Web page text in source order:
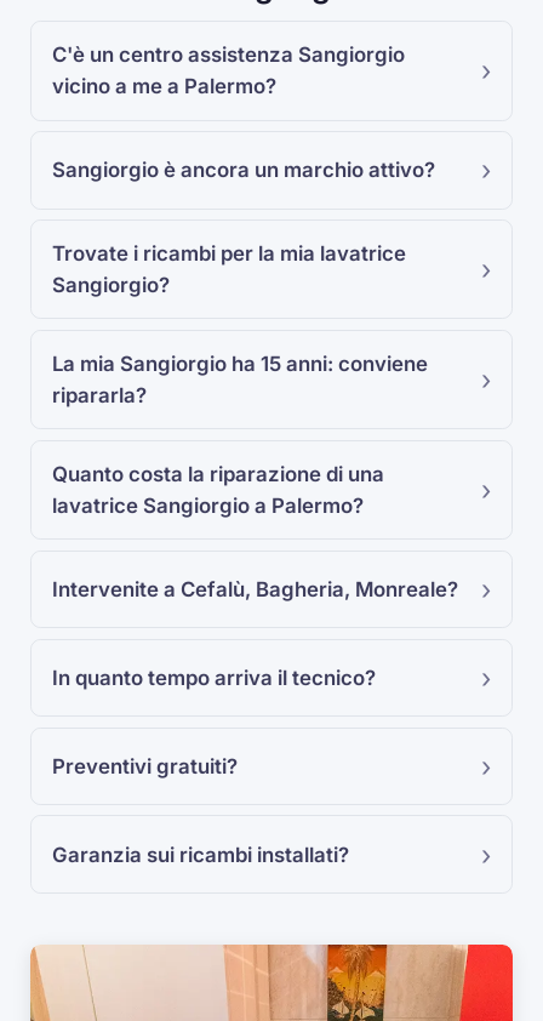
C'è un centro assistenza Sangiorgio
vicino a me a Palermo?
Sangiorgio è ancora un marchio attivo?
Trovate i ricambi per la mia lavatrice
Sangiorgio?
La mia Sangiorgio ha 15 anni: conviene
ripararla?
Quanto costa la riparazione di una
lavatrice Sangiorgio a Palermo?
Intervenite a Cefalù, Bagheria, Monreale?
In quanto tempo arriva il tecnico?
Preventivi gratuiti?
Garanzia sui ricambi installati?